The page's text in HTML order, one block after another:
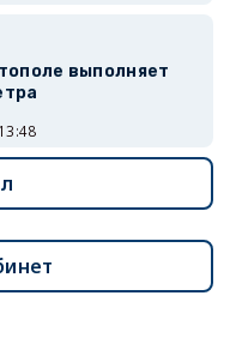
выполняет